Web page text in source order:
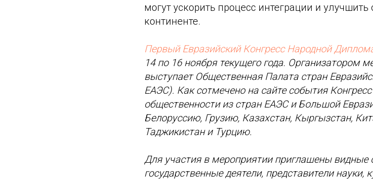
могут ускорить процесс интеграции и
континенте.
Первый Евразийский Конгресс Народной
14 по 16 ноября текущего года. Организатором
выступает Общественная Палата стран
ЕАЭС). Как сотмечено на сайте события
общественности из стран ЕАЭС и Большой
Белоруссию, Грузию, Казахстан, Кыргызстан,
Таджикистан и Турцию.
Для участия в мероприятии приглашены видные
государственные деятели, представители науки,